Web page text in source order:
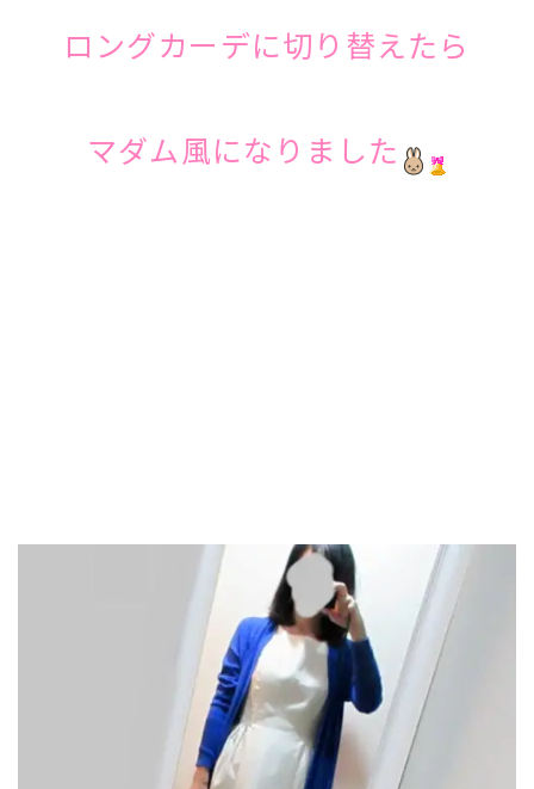
ロングカーデに切り替えたら
マダム風になりました